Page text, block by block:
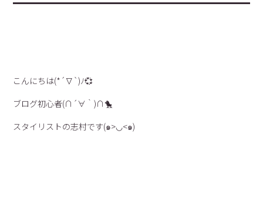
こんにちは(*´∇`)ﾉ💞
ブログ初心者(∩´∀｀)∩🐤
スタイリストの志村です(๑>◡<๑)